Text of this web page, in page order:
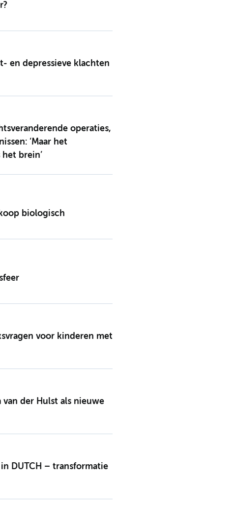
en depressieve klachten
operaties,
‘Maar het
brein’
biologisch
voor kinderen met
van der Hulst als nieuwe
DUTCH – transformatie